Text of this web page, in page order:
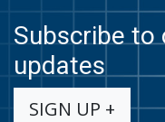
Subscribe
updates
SIGN UP +